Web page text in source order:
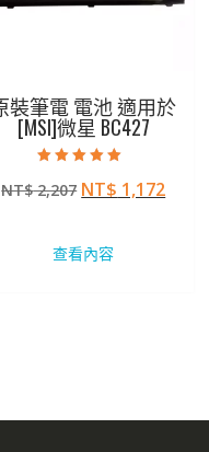
裝筆電 電池 適用於
[MSI]微星 BC427
5.00
滿分 5
NT$2,207 原
格：
NT$ 1,172目
查看內容